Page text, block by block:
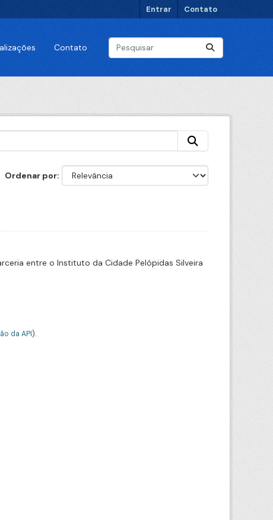
Entrar Contato
Contato
Ordenar por
entre o Instituto da Cidade Pelópidas Silveira
da API).